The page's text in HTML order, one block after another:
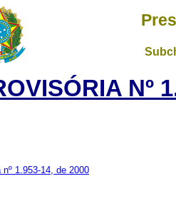
Nº
1.953-14, de 2000